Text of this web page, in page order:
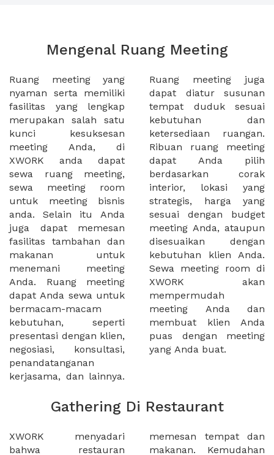
Mengenal Ruang Meeting
Ruang meeting yang
nyaman serta memiliki
fasilitas yang lengkap
merupakan salah satu
kunci kesuksesan
meeting Anda, di
XWORK anda dapat
sewa ruang meeting,
sewa meeting room
untuk meeting bisnis
anda. Selain itu Anda
juga dapat memesan
fasilitas tambahan dan
makanan untuk
menemani meeting
Anda. Ruang meeting
dapat Anda sewa untuk
bermacam-macam
kebutuhan, seperti
presentasi dengan klien,
negosiasi, konsultasi,
penandatanganan
kerjasama, dan lainnya.
Ruang meeting juga
dapat diatur susunan
tempat duduk sesuai
kebutuhan dan
ketersediaan ruangan.
Ribuan ruang meeting
dapat Anda pilih
berdasarkan corak
interior, lokasi yang
strategis, harga yang
sesuai dengan budget
meeting Anda, ataupun
disesuaikan dengan
kebutuhan klien Anda.
Sewa meeting room di
XWORK akan
mempermudah
meeting Anda dan
membuat klien Anda
puas dengan meeting
yang Anda buat.
Gathering Di Restaurant
XWORK menyadari
bahwa restauran
memesan tempat dan
makanan. Kemudahan